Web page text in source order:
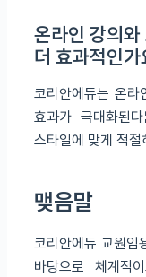
온라인 강의
더 효과적인가
코리안에듀는 온
효과가 극대화된
스타일에 맞게 적
맺음말
코리안에듀 교원임
바탕으로 체계적